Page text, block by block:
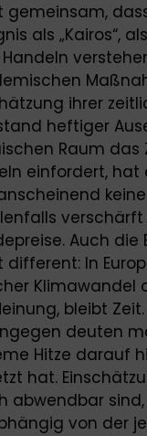
gemeinsam,
als „Kairos“,
ihrer
heftiger
Raum
einfordert,
Auch
In
Klimawandel
bleibt
deuten
Hitze darauf
hat.
abwendbar
von der